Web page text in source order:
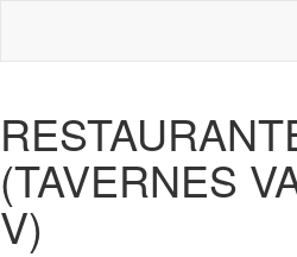
(TAVERNES
V)